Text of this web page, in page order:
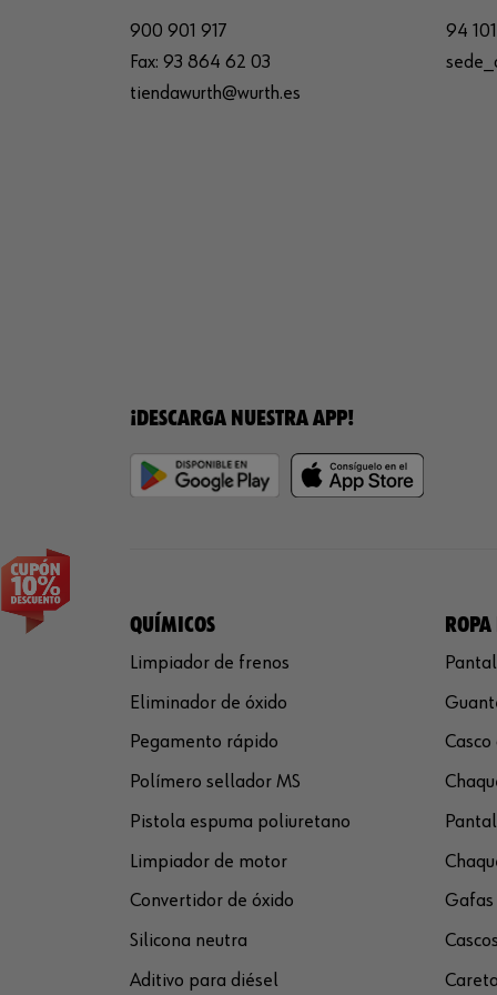
900 901 917
Fax: 93 864 62 03
tiendawurth@wurth.es
94
¡DESCARGA NUESTRA APP!
QUÍMICOS
Limpiador de frenos
Eliminador de óxido
Pegamento rápido
Polímero sellador MS
Pistola espuma poliuretano
Limpiador de motor
Convertidor de óxido
Silicona neutra
Aditivo para diésel